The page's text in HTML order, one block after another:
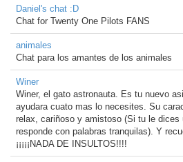
Daniel's chat :D
Chat for Twenty One Pilots FANS
animales
Chat para los amantes de los animales
Winer
Winer, el gato astronauta. Es tu nuevo
ayudara cuato mas lo necesites. Su
relax, cariñoso y amistoso (Si tu le dices
responde con palabras tranquilas). Y
¡¡¡¡¡NADA DE INSULTOS!!!!